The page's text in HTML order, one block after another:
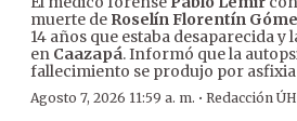
muerte de Roselín Florentín
14 años que estaba desaparecida
en Caazapá. Informó que la
fallecimiento se produjo por
Agosto 7, 2026 11:59 a. m. · Redacción ÚH